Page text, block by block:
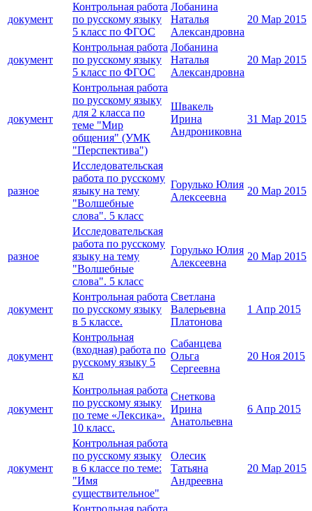
документ
Контрольная работа
по русскому языку
5 класс по ФГОС
Лобанина
Наталья
Александровна
20 Мар 2015
документ
Контрольная работа
по русскому языку
5 класс по ФГОС
Лобанина
Наталья
Александровна
20 Мар 2015
документ
Контрольная работа
по русскому языку
для 2 класса по
теме "Мир
общения" (УМК
"Перспектива")
Швакель
Ирина
Андрониковна
31 Мар 2015
разное
Исследовательская
работа по русскому
языку на тему
"Волшебные
слова". 5 класс
Горулько Юлия
Алексеевна
20 Мар 2015
разное
Исследовательская
работа по русскому
языку на тему
"Волшебные
слова". 5 класс
Горулько Юлия
Алексеевна
20 Мар 2015
документ
Контрольная работа
по русскому языку
в 5 классе.
Светлана
Валерьевна
Платонова
1 Апр 2015
документ
Контрольная
(входная) работа по
русскому языку 5
кл
Сабанцева
Ольга
Сергеевна
20 Ноя 2015
документ
Контрольная работа
по русскому языку
по теме «Лексика».
10 класс.
Снеткова
Ирина
Анатольевна
6 Апр 2015
документ
Контрольная работа
по русскому языку
в 6 классе по теме:
"Имя
существительное"
Олесик
Татьяна
Андреевна
20 Мар 2015